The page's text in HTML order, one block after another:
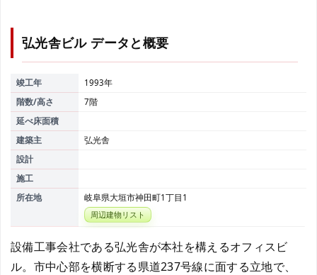
弘光舎ビル データと概要
竣工年
1993年
階数/高さ
7階
延べ床面積
建築主
弘光舎
設計
施工
所在地
岐阜県大垣市神田町1丁目1
周辺建物リスト
設備工事会社である弘光舎が本社を構えるオフィスビ
ル。市中心部を横断する県道237号線に面する立地で、